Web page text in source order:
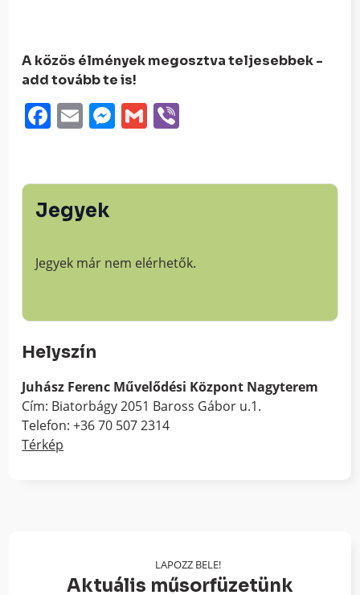
A közös élmények megosztva teljesebbek -
add tovább te is!
Facebook
EmailMessenger
Gmail
Jegyek
Jegyek már nem elérhetők.
Helyszín
Juhász Ferenc Művelődési Központ Nagyterem
Cím: Biatorbágy 2051 Baross Gábor u.1.
Telefon: +36 70 507 2314
Térkép
LAPOZZ BELE!
Aktuális műsorfüzetünk